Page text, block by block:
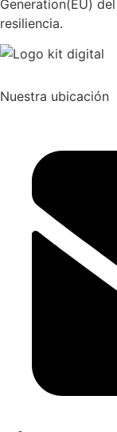
Generation(EU)
resiliencia.
Nuestra ubicación